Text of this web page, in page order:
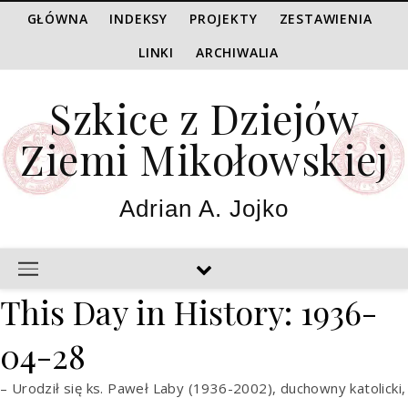
GŁÓWNA INDEKSY PROJEKTY
ZESTAWIENIA
LINKI
ARCHIWALIA
Szkice z Dziejów
Ziemi Mikołowskiej
Adrian A. Jojko
This Day in History: 1936-
04-28
– Urodził się ks. Paweł Laby (1936-2002), duchowny katolicki,